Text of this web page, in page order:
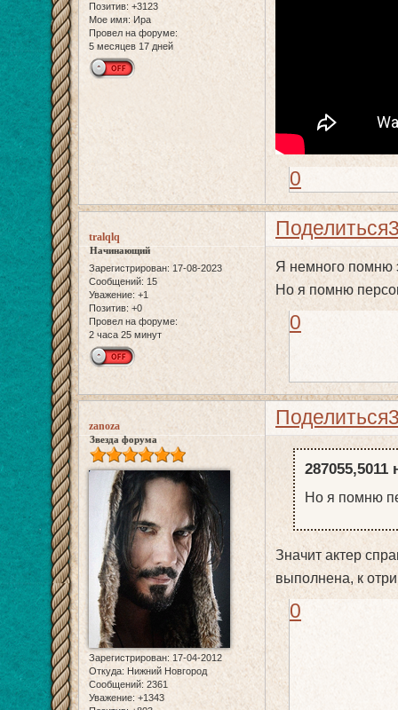
Позитив: +3123
Мое имя: Ира
Провел на форуме:
5 месяцев 17 дней
0
Поделиться
tralqlq
Начинающий
Зарегистрирован: 17-08-2023
Сообщений: 15
Уважение: +1
Позитив: +0
Провел на форуме:
2 часа 25 минут
Я немного помню
Но я помню
0
Поделиться
zanoza
Звезда форума
Зарегистрирован: 17-04-2012
Откуда: Нижний Новгород
Сообщений: 2361
Уважение: +1343
287055,5011
Но я помню
Значит актер
выполнена, к
0